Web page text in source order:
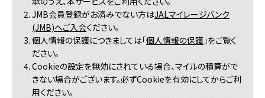
2. JMB会員登録がお済みでない方はJALマイレージバンク
(JMB)へご入会ください。
3. 個人情報の保護につきましては「個人情報の保護 」をご覧く
ださい。
4. Cookieの設定を無効にされている場合、マイルの積算がで
きない場合がございます。必ずCookieを有効にしてからご利
用ください。